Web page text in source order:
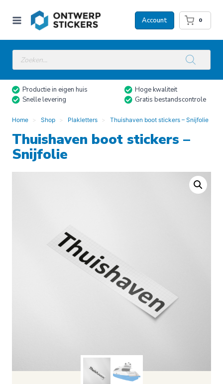
naar
Account 0
Producten
zoeken
Productie in eigen huis
Hoge kwaliteit
Snelle levering
Gratis bestandscontrole
Home Shop Plakletters Thuishaven boot stickers – Snijfolie
Thuishaven boot stickers –
Snijfolie